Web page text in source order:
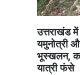
उत्तराखंड
यमुनोत्री
भूस्खलन,
यात्री फंसे